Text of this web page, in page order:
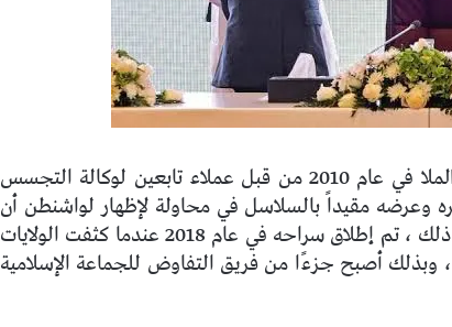
في الدولة المجاورة على وجه التحديد ، تم اعتقال الملا في عام 2010 من قبل عملاء تابعين لوكالة التجسس
وعرضه مقيداً بالسلاسل في محاولة لإظهار لواشنطن أن
ومع ذلك ، تم إطلاق سراحه في عام 2018 عندما كثفت الولايات
وبذلك أصبح جزءًا من فريق التفاوض للجماعة الإسلامية